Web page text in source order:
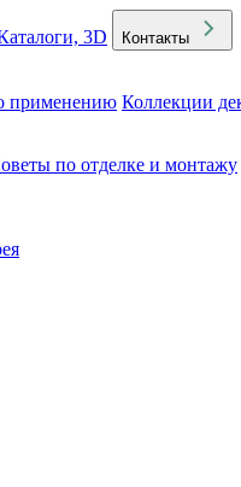
3D Контакты
применению Коллекции
по отделке и монтажу